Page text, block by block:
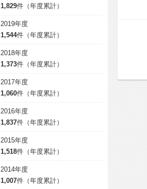
1,829件（年度累計）
2019年度
1,544件（年度累計）
2018年度
1,373件（年度累計）
2017年度
1,060件（年度累計）
2016年度
1,837件（年度累計）
2015年度
1,518件（年度累計）
2014年度
1,007件（年度累計）